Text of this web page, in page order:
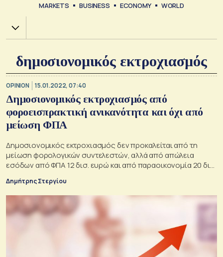
MARKETS BUSINESS ECONOMY WORLD
Χ.Α.
δημοσιονομικός εκτροχιασμός
OPINION 15.01.2022, 07:40
Δημοσιονομικός εκτροχιασμός από
φοροεισπρακτική ανικανότητα και όχι από
μείωση ΦΠΑ
Δημοσιονομικός εκτροχιασμός δεν προκαλείται από τη
μείωση φορολογικών συντελεστών, αλλά από απώλεια
εσόδων από ΦΠΑ 12 δισ. ευρώ και από παραοικονομία 20 δισ.
δαπανών
Δημήτρης Στεργίου